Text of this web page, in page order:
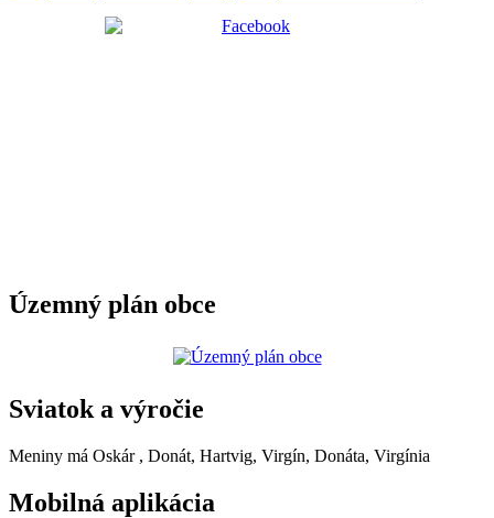
Územný plán obce
Sviatok a výročie
Meniny má Oskár , Donát, Hartvig, Virgín, Donáta, Virgínia
Mobilná aplikácia